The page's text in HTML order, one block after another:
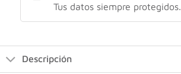
Tus datos siempre protegidos.
Descripción